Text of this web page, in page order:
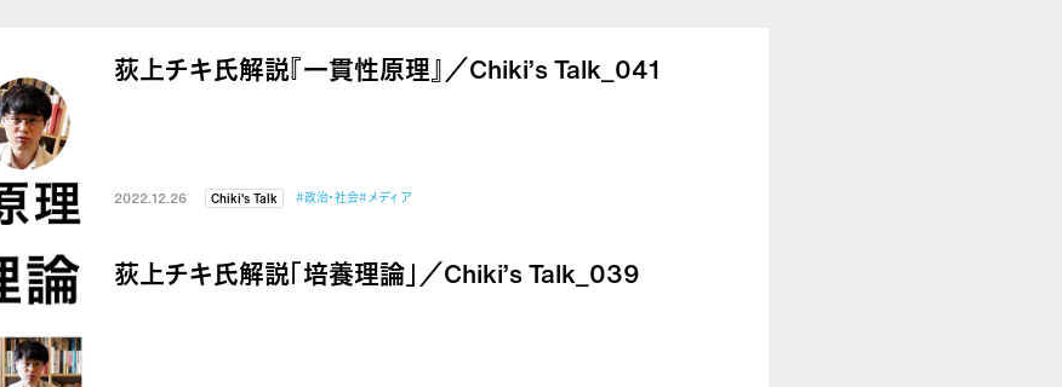
荻上チキ氏解説『一貫性原理』／Chiki’s Talk_041
2022.12.26 Chiki's Talk #政治・社会#メディア
荻上チキ氏解説「培養理論」／Chiki’s Talk_039